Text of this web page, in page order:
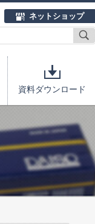
ネットショップ
資料ダウンロード